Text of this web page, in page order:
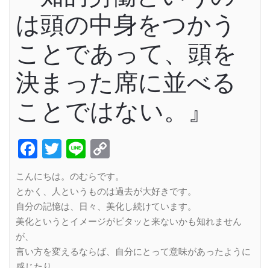
は頭の中身をつかう
ことであって、頭を
決まった席に並べる
ことではない。』
Facebook
Twitter
Line
Link
こんにちは。のむらです。
とかく、人というものは過去が大好きです。
自分の記憶は、日々、美化し続けています。
美化というとイメージがピタッと来ないかも知れません
が、
言い方を変えるならば、自分にとって意味があったように